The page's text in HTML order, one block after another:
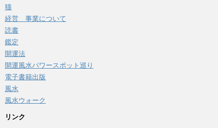
猫
経営 事業について
読書
鑑定
開運法
開運風水パワースポット巡り
電子書籍出版
風水
風水ウォーク
リンク